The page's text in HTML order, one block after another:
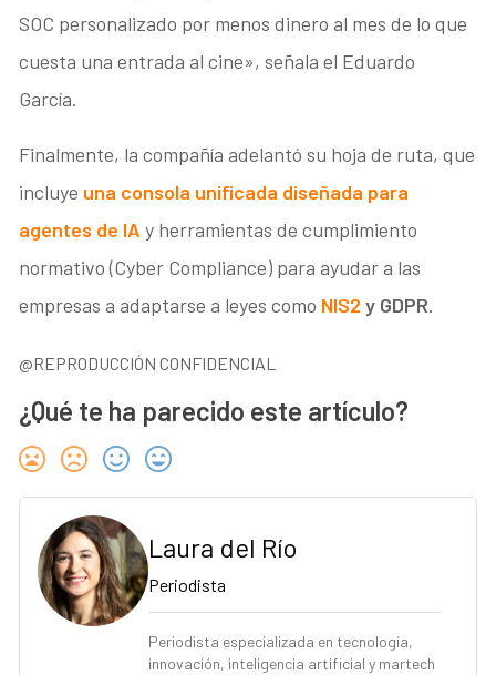
SOC personalizado por menos dinero al mes de lo que
cuesta una entrada al cine», señala el Eduardo
García.
Finalmente, la compañía adelantó su hoja de ruta, que
incluye una consola unificada diseñada para
agentes de IA y herramientas de cumplimiento
normativo (Cyber Compliance) para ayudar a las
empresas a adaptarse a leyes como NIS2 y GDPR.
@REPRODUCCIÓN CONFIDENCIAL
¿Qué te ha parecido este artículo?
Laura del Río
Periodista
Periodista especializada en tecnología,
innovación, inteligencia artificial y martech